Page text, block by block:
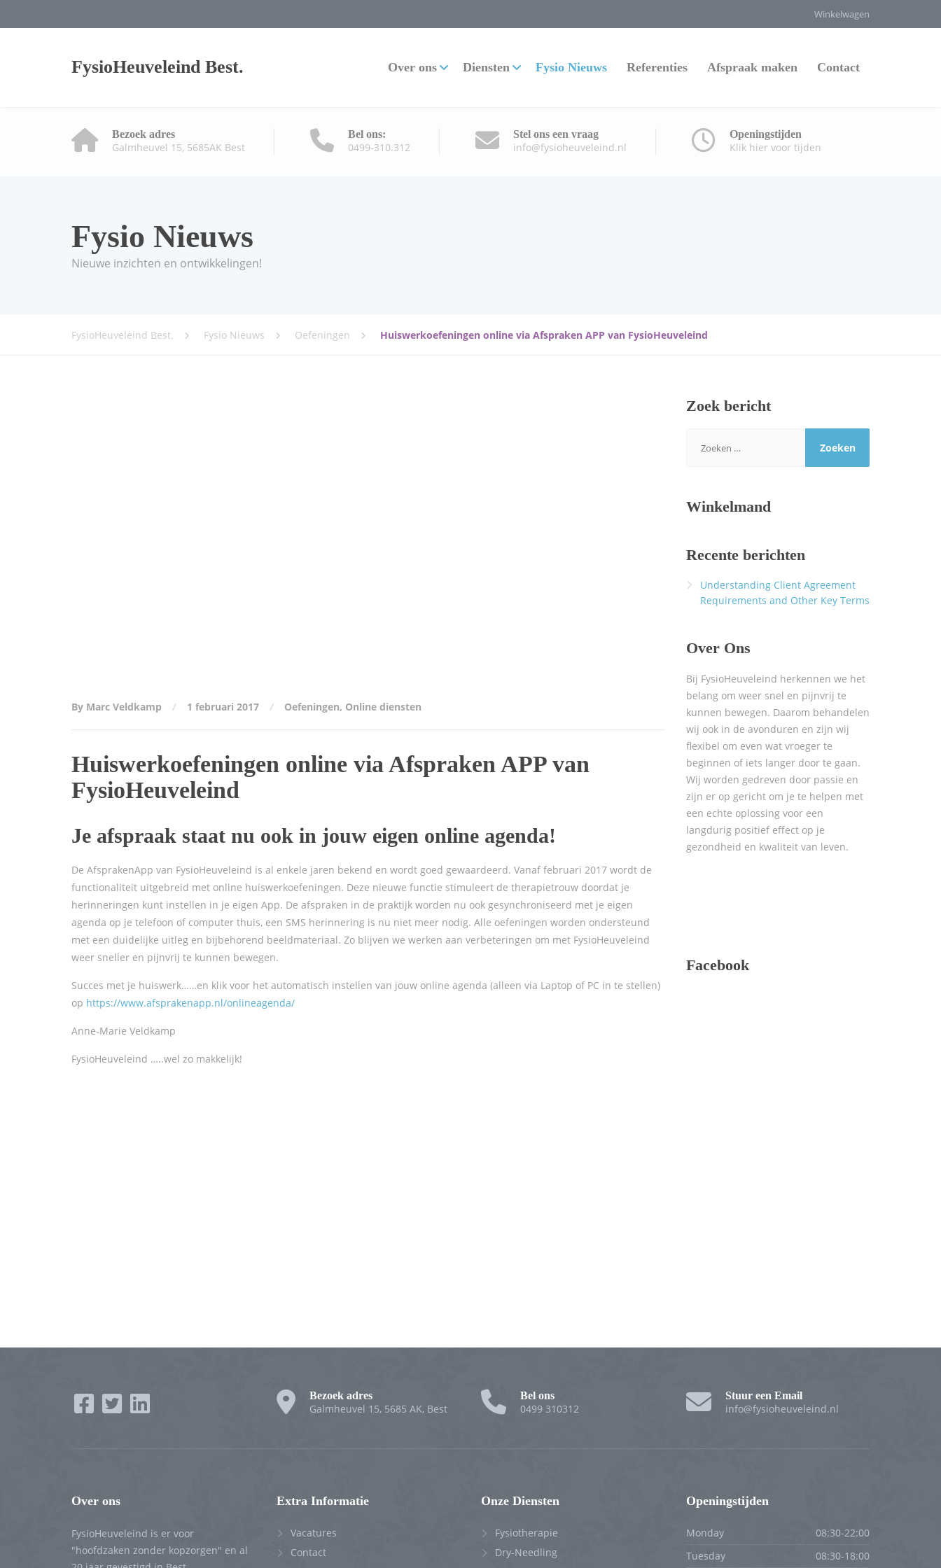
Winkelwagen
FysioHeuveleind Best. Over ons Diensten Fysio Nieuws Referenties Afspraak maken Contact
Bezoek adres
Galmheuvel 15, 5685AK Best
Bel ons:
0499-310.312
Stel ons een vraag
info@fysioheuveleind.nl
Openingstijden
Klik hier voor tijden
Fysio Nieuws
Nieuwe inzichten en ontwikkelingen!
FysioHeuveleind Best. Fysio Nieuws Oefeningen Huiswerkoefeningen online via Afspraken APP van FysioHeuveleind
By Marc Veldkamp 1 februari 2017 Oefeningen, Online diensten
Huiswerkoefeningen online via Afspraken APP van
FysioHeuveleind
Je afspraak staat nu ook in jouw eigen online agenda!
De AfsprakenApp van FysioHeuveleind is al enkele jaren bekend en wordt goed gewaardeerd. Vanaf februari 2017 wordt de
functionaliteit uitgebreid met online huiswerkoefeningen. Deze nieuwe functie stimuleert de therapietrouw doordat je
herinneringen kunt instellen in je eigen App. De afspraken in de praktijk worden nu ook gesynchroniseerd met je eigen
agenda op je telefoon of computer thuis, een SMS herinnering is nu niet meer nodig. Alle oefeningen worden ondersteund
met een duidelijke uitleg en bijbehorend beeldmateriaal. Zo blijven we werken aan verbeteringen om met FysioHeuveleind
weer sneller en pijnvrij te kunnen bewegen.
Succes met je huiswerk……en klik voor het automatisch instellen van jouw online agenda (alleen via Laptop of PC in te stellen)
op https://www.afsprakenapp.nl/onlineagenda/
Anne-Marie Veldkamp
FysioHeuveleind …..wel zo makkelijk!
Zoek bericht
naar:
Winkelmand
Recente berichten
Understanding Client Agreement
Requirements and Other Key Terms
Over Ons
Bij FysioHeuveleind herkennen we het
belang om weer snel en pijnvrij te
kunnen bewegen. Daarom behandelen
wij ook in de avonduren en zijn wij
flexibel om even wat vroeger te
beginnen of iets langer door te gaan.
Wij worden gedreven door passie en
zijn er op gericht om je te helpen met
een echte oplossing voor een
langdurig positief effect op je
gezondheid en kwaliteit van leven.
Facebook
Bezoek adres
Galmheuvel 15, 5685 AK, Best
Bel ons
0499 310312
Stuur een Email
info@fysioheuveleind.nl
Over ons
FysioHeuveleind is er voor
"hoofdzaken zonder kopzorgen" en al
Extra Informatie
Vacatures
Contact
Onze Diensten
Fysiotherapie
Dry-Needling
Openingstijden
Monday
08:30-22:00
Tuesday
08:30-18:00